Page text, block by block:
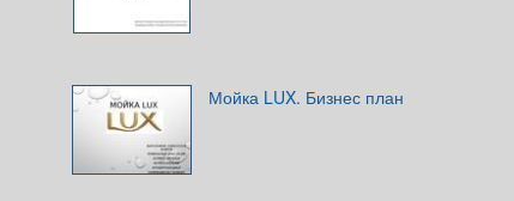
Мойка LUX. Бизнес план